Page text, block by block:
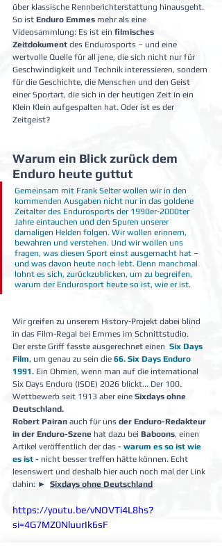
über klassische Rennberichterstattung hinausgeht.
So ist Enduro Emmes mehr als eine
Videosammlung: Es ist ein filmisches
Zeitdokument des Endurosports – und eine
wertvolle Quelle für all jene, die sich nicht nur für
Geschwindigkeit und Technik interessieren, sondern
für die Geschichte, die Menschen und den Geist
einer Sportart, die sich in der heutigen Zeit in ein
Klein Klein aufgespalten hat. Oder ist es der
Zeitgeist?
Warum ein Blick zurück dem
Enduro heute guttut
Gemeinsam mit Frank Selter wollen wir in den
kommenden Ausgaben nicht nur in das goldene
Zeitalter des Endurosports der 1990er-2000ter
Jahre eintauchen und den Spuren unserer
damaligen Helden folgen. Wir wollen erinnern,
bewahren und verstehen. Und wir wollen uns
fragen, was diesen Sport einst ausgemacht hat –
und was davon heute noch lebt. Denn manchmal
lohnt es sich, zurückzublicken, um zu begreifen,
warum der Endurosport heute so ist, wie er ist.
Wir greifen zu unserem History-Projekt dabei blind
in das Film-Regal bei Emmes im Schnittstudio.
Der erste Griff fasste ausgerechnet einen Six Days
Film, um genau zu sein die 66. Six Days Enduro
1991. Ein Ohmen, wenn man auf die international
Six Days Enduro (ISDE) 2026 blickt... Der 100.
Wettbewerb seit 1913 aber eine Sixdays ohne
Deutschland.
Robert Pairan auch für uns der Enduro-Redakteur
in der Enduro-Szene hat dazu bei Baboons, einen
Artikel veröffentlich der das - warum es so ist wie
es ist - nicht besser treffen hätte können. Echt
lesenswert und deshalb hier auch noch mal der Link
dahin: ► Sixdays ohne Deutschland
https://youtu.be/vNOVTi4L8hs?
si=4G7MZ0NluurIk6sF